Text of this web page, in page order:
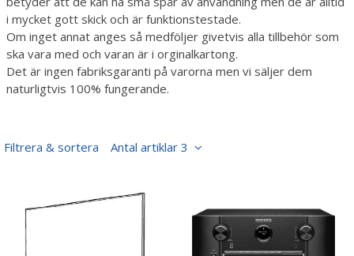
i mycket gott skick och är funktionstestade.
Om inget annat anges så medföljer givetvis alla tillbehör som
ska vara med och varan är i orginalkartong.
Det är ingen fabriksgaranti på varorna men vi säljer dem
naturligtvis 100% fungerande.
Filtrera & sortera Antal artiklar 3